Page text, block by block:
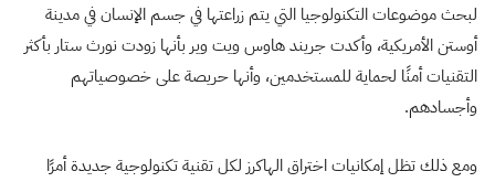
لبحث موضوعات التكنولوجيا التي يتم زراعتها في جسم الإنسان في مدينة
أوستن الأمريكية، وأكدت جريند هاوس ويت وير بأنها زودت نورث ستار بأكثر
التقنيات أمنًا لحماية للمستخدمين، وأنها حريصة على خصوصياتهم
وأجسادهم.
ومع ذلك تظل إمكانيات اختراق الهاكرز لكل تقنية تكنولوجية جديدة أمرًا